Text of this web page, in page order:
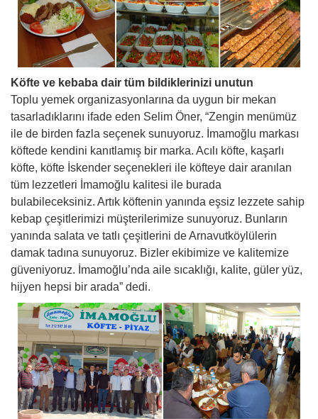
Köfte ve kebaba dair tüm bildiklerinizi unutun
Toplu yemek organizasyonlarına da uygun bir mekan
tasarladıklarını ifade eden Selim Öner, “Zengin menümüz
ile de birden fazla seçenek sunuyoruz. İmamoğlu markası
köftede kendini kanıtlamış bir marka. Acılı köfte, kaşarlı
köfte, köfte İskender seçenekleri ile köfteye dair aranılan
tüm lezzetleri İmamoğlu kalitesi ile burada
bulabileceksiniz. Artık köftenin yanında eşsiz lezzete sahip
kebap çeşitlerimizi müşterilerimize sunuyoruz. Bunların
yanında salata ve tatlı çeşitlerini de Arnavutköylülerin
damak tadına sunuyoruz. Bizler ekibimize ve kalitemize
güveniyoruz. İmamoğlu’nda aile sıcaklığı, kalite, güler yüz,
hijyen hepsi bir arada” dedi.